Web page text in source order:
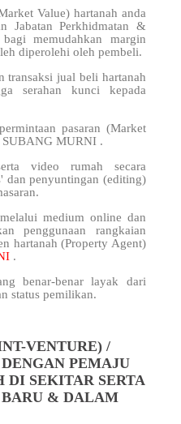
Value) hartanah anda
Jabatan Perkhidmatan &
memudahkan margin
diperolehi oleh pembeli.
transaksi jual beli hartanah
serahan kunci kepada
pasaran (Market
SUBANG MURNI .
video rumah secara
dan penyuntingan (editing)
medium online dan
penggunaan rangkaian
hartanah (Property Agent)
.
benar-benar layak dari
status pemilikan.
VENTURE) /
PEMAJU
SEKITAR SERTA
& DALAM